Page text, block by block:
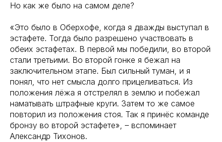
Но как же было на самом деле?
«Это было в Оберхофе, когда я дважды выступал в
эстафете. Тогда было разрешено участвовать в
обеих эстафетах. В первой мы победили, во второй
стали третьими. Во второй гонке я бежал на
заключительном этапе. Был сильный туман, и я
понял, что нет смысла долго прицеливаться. Из
положения лёжа я отстрелял в землю и побежал
наматывать штрафные круги. Затем то же самое
повторил из положения стоя. Так я принёс команде
бронзу во второй эстафете», – вспоминает
Александр Тихонов.